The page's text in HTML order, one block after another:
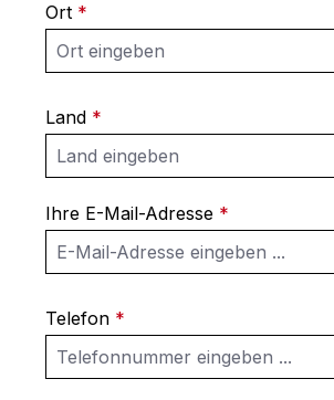
Ort *
Land *
Ihre E-Mail-Adresse *
Telefon *